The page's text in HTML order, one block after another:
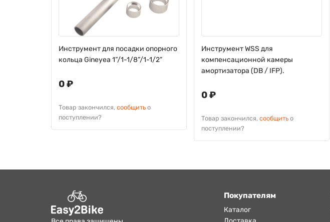
Инструмент для посадки опорного
кольца Gineyea 1”/1-1/8”/1-1/2”
0 ₽
Товар закончился, сообщить о
поступлении?
Инструмент WSS для
компенсационной камеры
амортизатора (DB / IFP).
0 ₽
Товар закончился, сообщить о
поступлении?
Покупателям
Каталог